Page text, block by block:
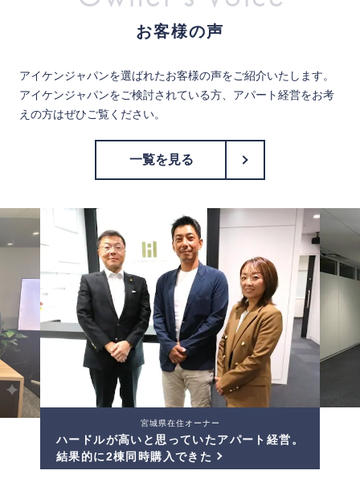
お客様の声
アイケンジャパンを選ばれたお客様の声をご紹介いたします。
アイケンジャパンをご検討されている方、アパート経営をお考
えの方はぜひご覧ください。
一覧を見る
名古屋在住オーナー
相続した古アパートを建て替えたら
我が子のように愛せるアパートになりました。